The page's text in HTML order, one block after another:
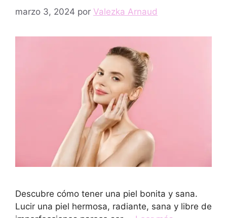
marzo 3, 2024 por Valezka Arnaud
Descubre cómo tener una piel bonita y sana.
Lucir una piel hermosa, radiante, sana y libre de